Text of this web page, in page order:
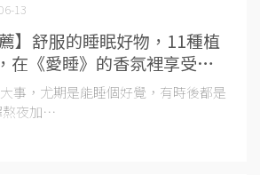
薦】舒服的睡眠好物，11種植
在《愛睡》的香氛裡享受入
13
事，尤期是能睡個好覺，有時後都是
熬夜加⋯